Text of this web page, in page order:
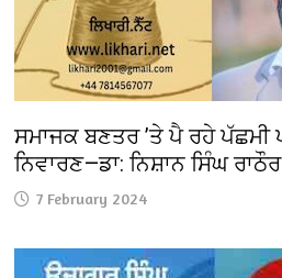
ਸਮਾਜਕ ਬਣਤਰ ’ਤੇ ਪੈ ਰਹੇ ਪੱਛਮੀ
ਨਿਵਾਰਣ—ਡਾ: ਨਿਸ਼ਾਨ ਸਿੰਘ ਰਾਠੌਰ
7 February 2024